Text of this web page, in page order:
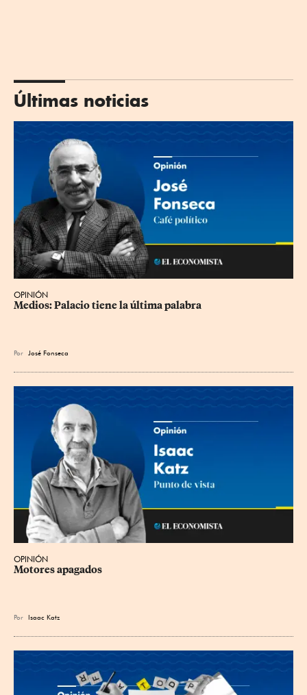
Últimas noticias
OPINIÓN
Medios: Palacio tiene la última palabra
Por José Fonseca
OPINIÓN
Motores apagados
Por Isaac Katz